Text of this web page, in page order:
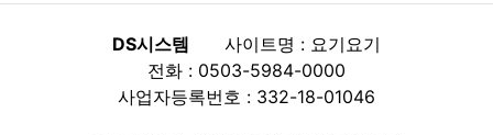
DS시스템
사이트명 : 요기요기
전화 : 0503-5984-0000
사업자등록번호 : 332-18-01046